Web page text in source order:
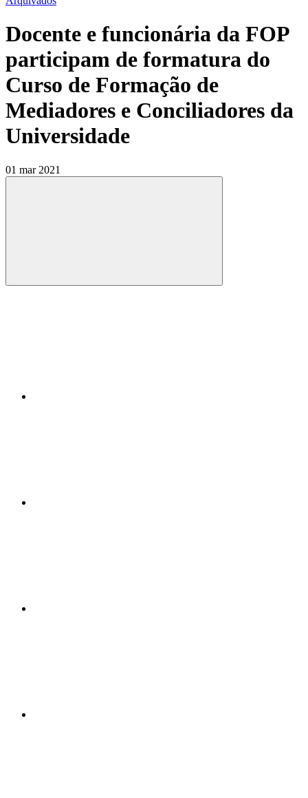
Docente e funcionária da FOP
participam de formatura do
Curso de Formação de
Mediadores e Conciliadores da
Universidade
01 mar 2021
Compartilhar